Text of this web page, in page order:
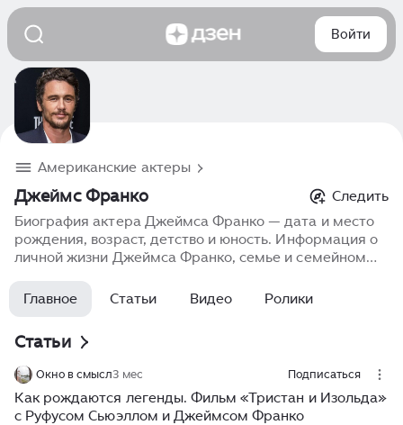
Войти
Американские актеры
Джеймс Франко
Следить
Биография актера Джеймса Франко — дата и место
рождения, возраст, детство и юность. Информация о
личной жизни Джеймса Франко, семье и семейном
фото, последние новости.
Главное Статьи Видео Ролики
Статьи
Окно в смысл3 мес Подписаться
Как рождаются легенды. Фильм «Тристан и Изольда»
с Руфусом Сьюэллом и Джеймсом Франко